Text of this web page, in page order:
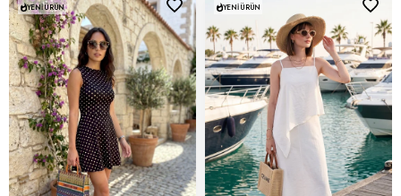
YENI ÜRÜN YENI ÜRÜN